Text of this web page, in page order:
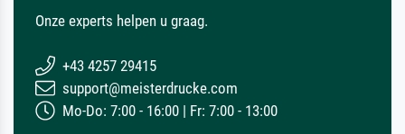
Onze experts helpen u graag.
+43 4257 29415
support@meisterdrucke.com
Mo-Do: 7:00 - 16:00 | Fr: 7:00 - 13:00